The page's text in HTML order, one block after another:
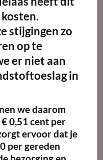
stijgingen zo
op te
er niet aan
in
we daarom
€ 0,51 cent per
ervoor dat je
per gereden